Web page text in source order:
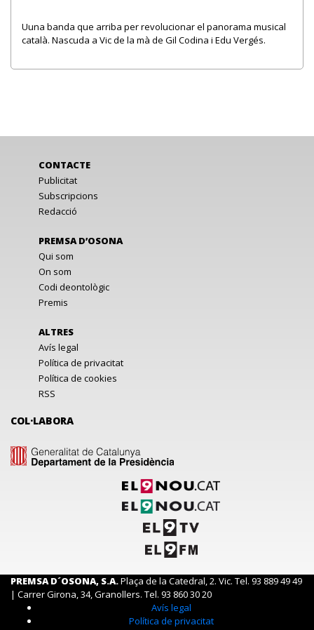
Uuna banda que arriba per revolucionar el panorama musical
català. Nascuda a Vic de la mà de Gil Codina i Edu Vergés.
CONTACTE
Publicitat
Subscripcions
Redacció
PREMSA D’OSONA
Qui som
On som
Codi deontològic
Premis
ALTRES
Avís legal
Política de privacitat
Política de cookies
RSS
COL·LABORA
PREMSA D´OSONA, S.A.Plaça de la Catedral, 2. Vic. Tel. 93 889 49 49
| Carrer Girona, 34, Granollers. Tel. 93 860 30 20
Avís legal
Política de privacitat